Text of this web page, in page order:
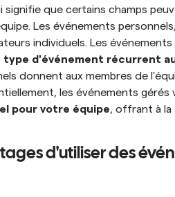
signifie que certains champs
Les événements
individuels. Les
type d'événement récurrent
donnent aux membres de
les événements
pour votre équipe, offrant à
d'utiliser des